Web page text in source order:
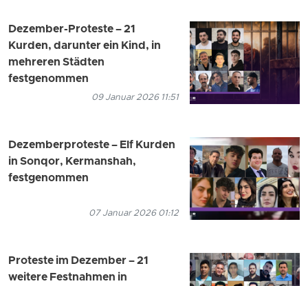
Dezember-Proteste – 21
Kurden, darunter ein Kind, in
mehreren Städten
festgenommen
09 Januar 2026 11:51
Dezemberproteste – Elf Kurden
in Sonqor, Kermanshah,
festgenommen
07 Januar 2026 01:12
Proteste im Dezember – 21
weitere Festnahmen in